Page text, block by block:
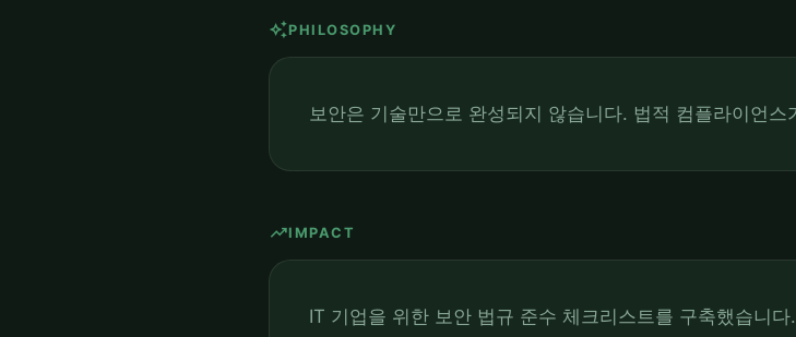
auto_awesomePHILOSOPHY
보안은 기술만으로 완성되지 않습니다. 법적 컴플라이언
trending_upIMPACT
IT 기업을 위한 보안 법규 준수 체크리스트를 구축했습니